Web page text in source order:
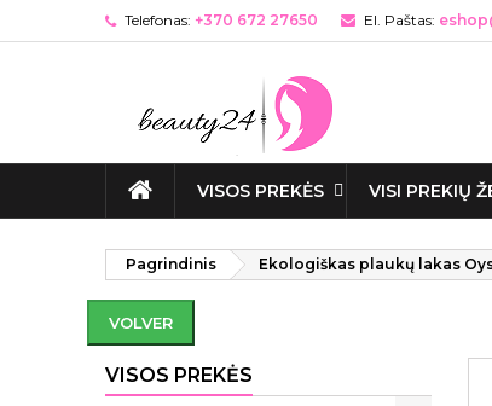
Telefonas: +370 672 27650 El. Paštas:
VISOS PREKĖS VISI PREKIŲ
Pagrindinis Ekologiškas plaukų lakas
VOLVER
VISOS PREKĖS